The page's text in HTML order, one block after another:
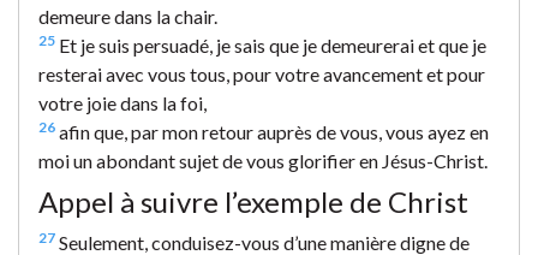
demeure dans la chair.
25 Et je suis persuadé, je sais que je demeurerai et que je
resterai avec vous tous, pour votre avancement et pour
votre joie dans la foi,
26 afin que, par mon retour auprès de vous, vous ayez en
moi un abondant sujet de vous glorifier en Jésus-Christ.
Appel à suivre l’exemple de Christ
27 Seulement, conduisez-vous d’une manière digne de